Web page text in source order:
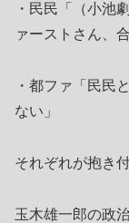
・民民「（小池
ァーストさん、
・都ファ「民民
ない」
それぞれが抱き
玉木雄一郎の政